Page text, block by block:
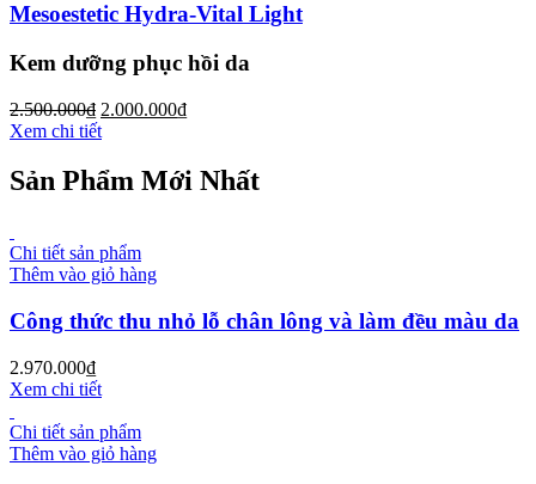
Mesoestetic Hydra-Vital Light
Kem dưỡng phục hồi da
2.500.000₫ 2.000.000₫
Xem chi tiết
Sản Phẩm Mới Nhất
Chi tiết sản phẩm
Thêm vào giỏ hàng
Công thức thu nhỏ lỗ chân lông và làm đều màu da
2.970.000₫
Xem chi tiết
Chi tiết sản phẩm
Thêm vào giỏ hàng